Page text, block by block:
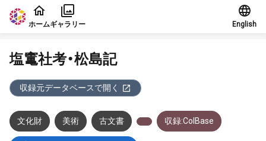
本文に飛ぶ
ホームギャラリー English
塩竃社考・松島記
収録元データベースで開く
文化財 美術 古文書 収録:ColBase